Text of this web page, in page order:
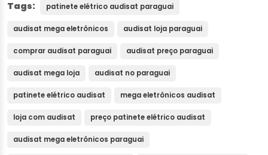
Tags: patinete elétrico audisat paraguai
audisat mega eletrônicos audisat loja paraguai
comprar audisat paraguai audisat preço paraguai
audisat mega loja audisat no paraguai
patinete elétrico audisat mega eletrônicos audisat
loja com audisat preço patinete elétrico audisat
audisat mega eletrônicos paraguai